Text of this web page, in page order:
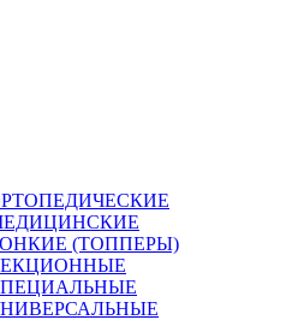
(ТОППЕРЫ)